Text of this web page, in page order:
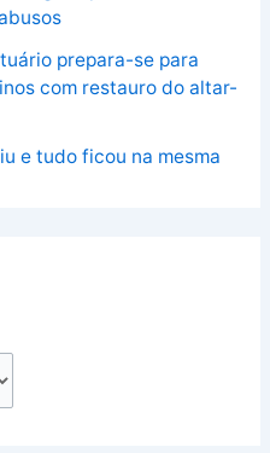
prepara-se para
com restauro do altar-
e tudo ficou na mesma